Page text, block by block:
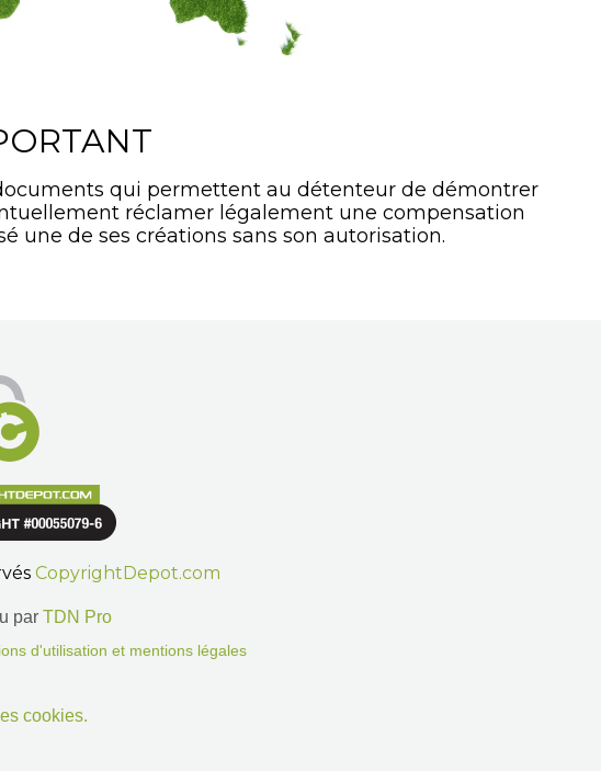
qui permettent au détenteur de démontrer
réclamer légalement une compensation
une de ses créations sans son autorisation.
CopyrightDepot.com
par TDN Pro
d'utilisation et mentions légales
cookies.